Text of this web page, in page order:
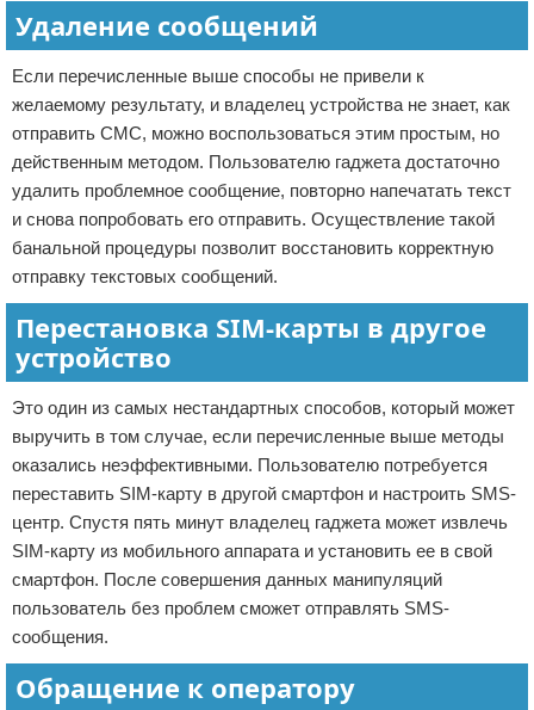
Удаление сообщений
Если перечисленные выше способы не привели к
желаемому результату, и владелец устройства не знает, как
отправить СМС, можно воспользоваться этим простым, но
действенным методом. Пользователю гаджета достаточно
удалить проблемное сообщение, повторно напечатать текст
и снова попробовать его отправить. Осуществление такой
банальной процедуры позволит восстановить корректную
отправку текстовых сообщений.
Перестановка SIM-карты в другое
устройство
Это один из самых нестандартных способов, который может
выручить в том случае, если перечисленные выше методы
оказались неэффективными. Пользователю потребуется
переставить SIM-карту в другой смартфон и настроить SMS-
центр. Спустя пять минут владелец гаджета может извлечь
SIM-карту из мобильного аппарата и установить ее в свой
смартфон. После совершения данных манипуляций
пользователь без проблем сможет отправлять SMS-
сообщения.
Обращение к оператору